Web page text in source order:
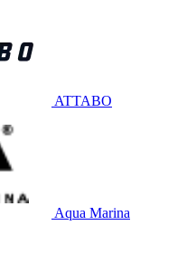
ATTABO
Aqua Marina